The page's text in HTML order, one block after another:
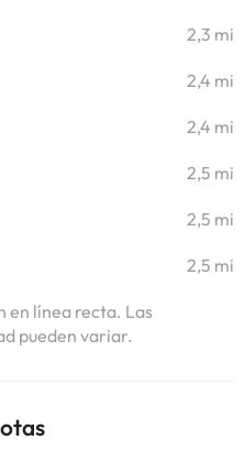
2,3 mi
2,4 mi
2,4 mi
2,5 mi
2,5 mi
2,5 mi
en línea recta. Las
pueden variar.